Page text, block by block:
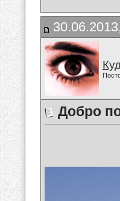
Добро